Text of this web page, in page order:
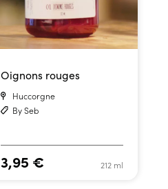
Oignons rouges
Huccorgne
By Seb
212 ml
3,95 €